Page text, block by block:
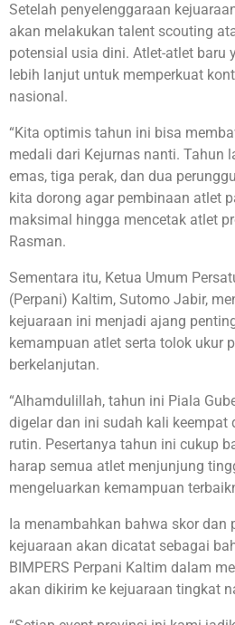
Setelah penyelenggaraan
akan melakukan talent scouting
potensial usia dini. Atlet-atlet baru
lebih lanjut untuk memperkuat
nasional.
“Kita optimis tahun ini bisa
medali dari Kejurnas nanti. Tahun
emas, tiga perak, dan dua
kita dorong agar pembinaan atlet
maksimal hingga mencetak atlet
Rasman.
Sementara itu, Ketua Umum
(Perpani) Kaltim, Sutomo Jabir,
kejuaraan ini menjadi ajang
kemampuan atlet serta tolok ukur
berkelanjutan.
“Alhamdulillah, tahun ini Piala
digelar dan ini sudah kali keempat
rutin. Pesertanya tahun ini cukup
harap semua atlet menjunjung
mengeluarkan kemampuan
Ia menambahkan bahwa skor dan
kejuaraan akan dicatat sebagai
BIMPERS Perpani Kaltim dalam
akan dikirim ke kejuaraan tingkat